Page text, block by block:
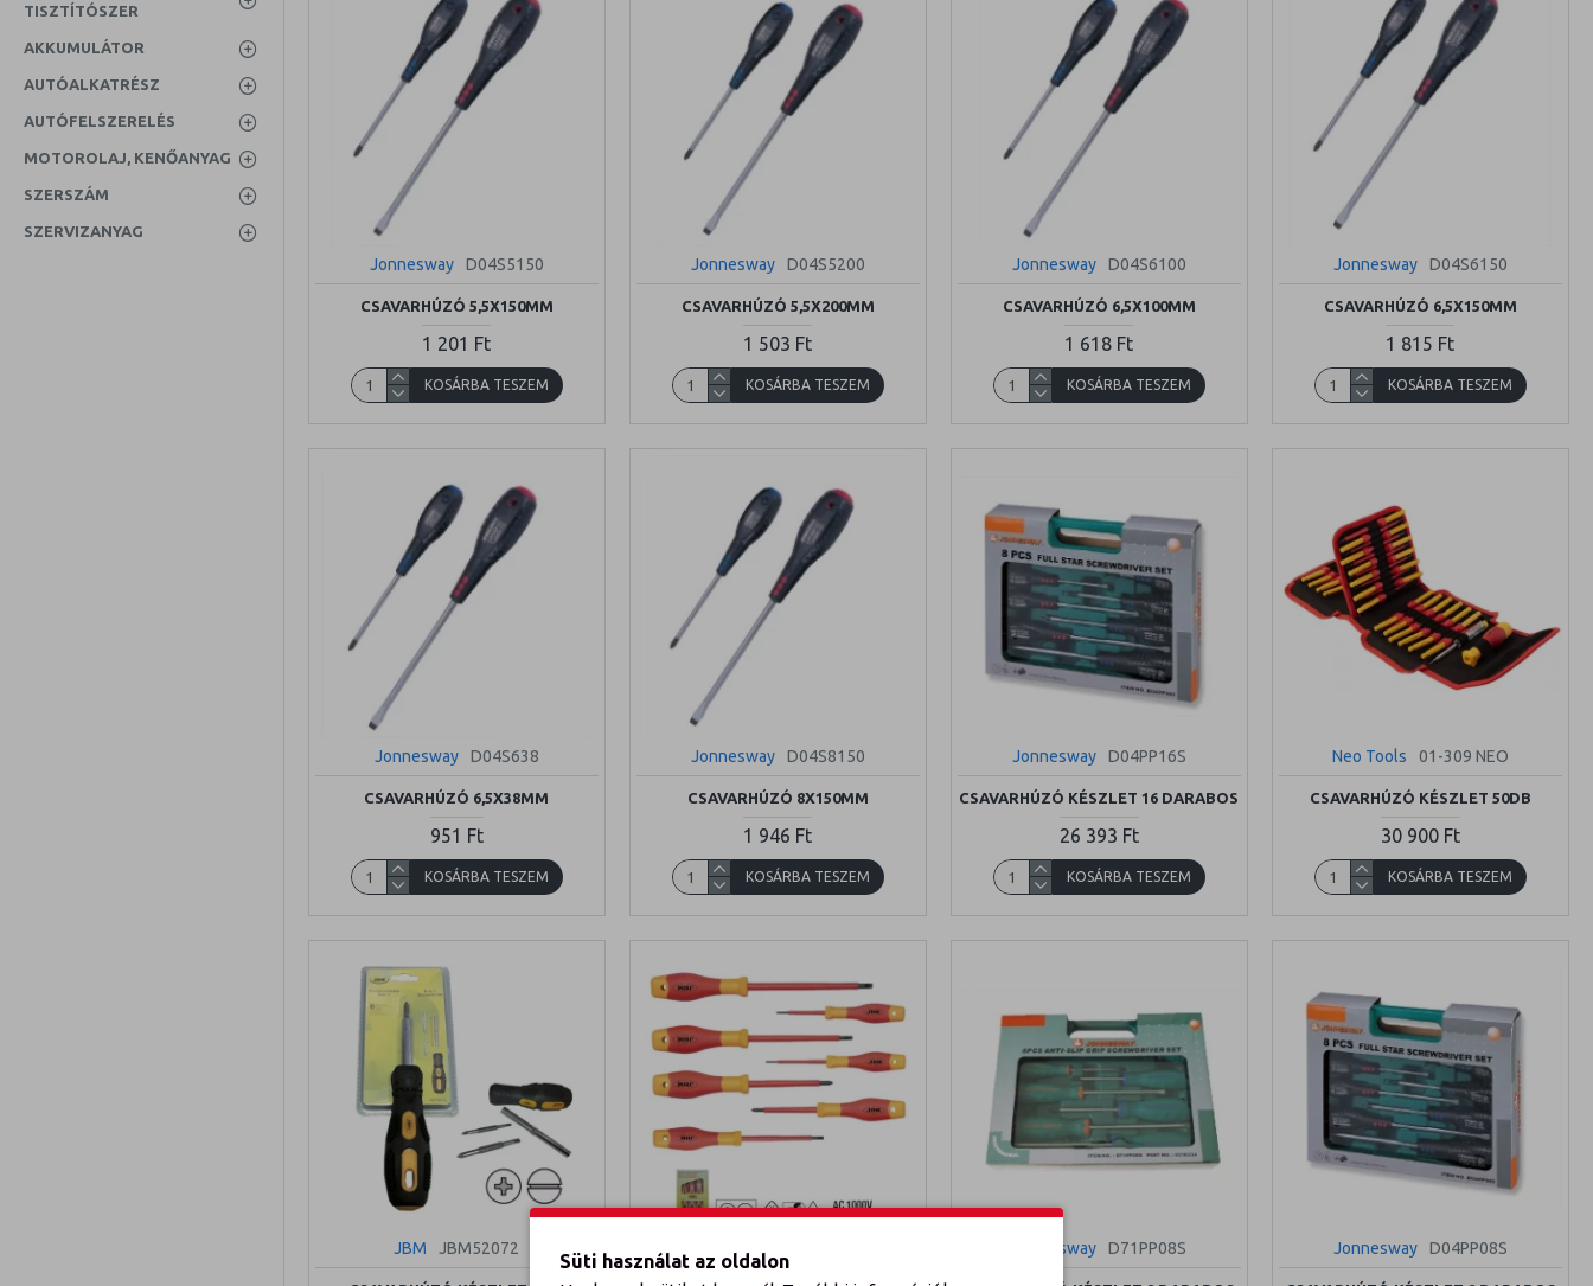
TISZTÍTÓSZER
AKKUMULÁTOR
AUTÓALKATRÉSZ
AUTÓFELSZERELÉS
MOTOROLAJ, KENŐANYAG
SZERSZÁM
SZERVIZANYAG
Jonnesway D04S5150
CSAVARHÚZÓ 5,5X150MM
1 201 Ft
KOSÁRBA TESZEM
Jonnesway D04S5200
CSAVARHÚZÓ 5,5X200MM
1 503 Ft
KOSÁRBA TESZEM
Jonnesway D04S6100
CSAVARHÚZÓ 6,5X100MM
1 618 Ft
KOSÁRBA TESZEM
Jonnesway D04S6150
CSAVARHÚZÓ 6,5X150MM
1 815 Ft
KOSÁRBA TESZEM
Jonnesway D04S638
CSAVARHÚZÓ 6,5X38MM
951 Ft
KOSÁRBA TESZEM
Jonnesway D04S8150
CSAVARHÚZÓ 8X150MM
1 946 Ft
KOSÁRBA TESZEM
Jonnesway D04PP16S
CSAVARHÚZÓ KÉSZLET 16 DARABOS
26 393 Ft
KOSÁRBA TESZEM
Neo Tools 01-309 NEO
CSAVARHÚZÓ KÉSZLET 50DB
30 900 Ft
KOSÁRBA TESZEM
JBM JBM52072 Jonnesway D71PP08S Jonnesway D04PP08S
Süti használat az oldalon